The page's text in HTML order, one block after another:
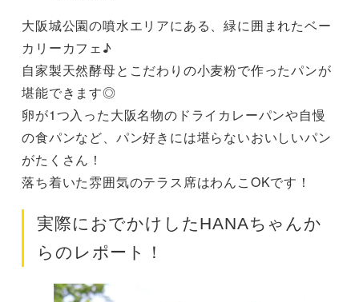
大阪城公園の噴水エリアにある、緑に囲まれたベー
カリーカフェ♪
自家製天然酵母とこだわりの小麦粉で作ったパンが
堪能できます◎
卵が1つ入った大阪名物のドライカレーパンや自慢
の食パンなど、パン好きには堪らないおいしいパン
がたくさん！
落ち着いた雰囲気のテラス席はわんこOKです！
実際におでかけしたHANAちゃんか
らのレポート！